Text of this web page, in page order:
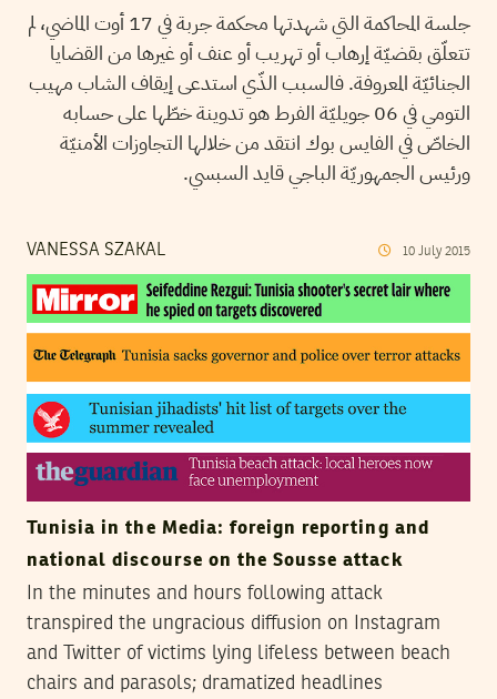
جلسة المحاكمة التي شهدتها محكمة جربة في 17 أوت الماضي، لم
تتعلّق بقضيّة إرهاب أو تهريب أو عنف أو غيرها من القضايا
الجنائيّة المعروفة. فالسبب الذّي استدعى إيقاف الشاب مهيب
التومي في 06 جويليّة الفرط هو تدوينة خطّها على حسابه
الخاصّ في الفايس بوك انتقد من خلالها التجاوزات الأمنيّة
ورئيس الجمهوريّة الباجي قايد السبسي.
VANESSA SZAKAL 10 July 2015
Tunisia in the Media: foreign reporting and
national discourse on the Sousse attack
In the minutes and hours following attack
transpired the ungracious diffusion on Instagram
and Twitter of victims lying lifeless between beach
chairs and parasols; dramatized headlines